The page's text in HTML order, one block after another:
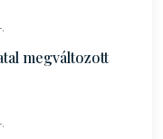
megváltozott